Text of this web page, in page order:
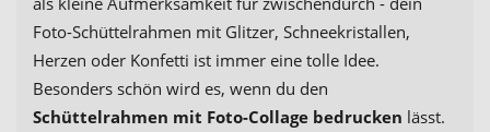
Foto-Schüttelrahmen mit Glitzer, Schneekristallen,
Herzen oder Konfetti ist immer eine tolle Idee.
Besonders schön wird es, wenn du den
Schüttelrahmen mit Foto-Collage bedrucken lässt.